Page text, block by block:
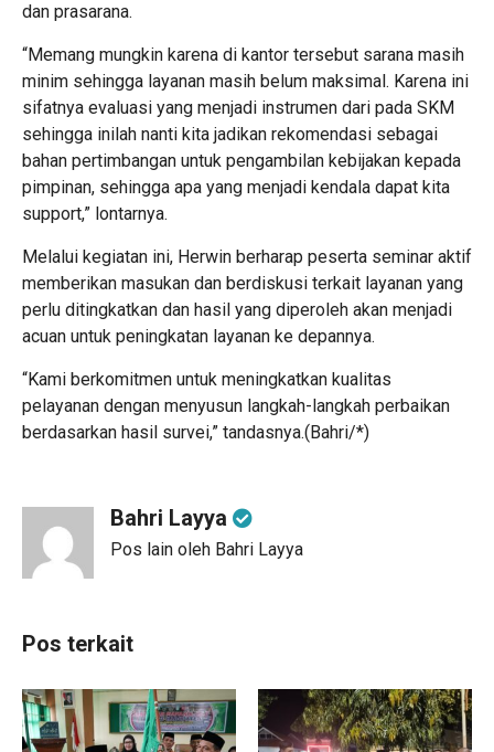
dan prasarana.
“Memang mungkin karena di kantor tersebut sarana masih
minim sehingga layanan masih belum maksimal. Karena ini
sifatnya evaluasi yang menjadi instrumen dari pada SKM
sehingga inilah nanti kita jadikan rekomendasi sebagai
bahan pertimbangan untuk pengambilan kebijakan kepada
pimpinan, sehingga apa yang menjadi kendala dapat kita
support,” lontarnya.
Melalui kegiatan ini, Herwin berharap peserta seminar aktif
memberikan masukan dan berdiskusi terkait layanan yang
perlu ditingkatkan dan hasil yang diperoleh akan menjadi
acuan untuk peningkatan layanan ke depannya.
“Kami berkomitmen untuk meningkatkan kualitas
pelayanan dengan menyusun langkah-langkah perbaikan
berdasarkan hasil survei,” tandasnya.(Bahri/*)
Bahri Layya
Pos lain oleh Bahri Layya
Pos terkait